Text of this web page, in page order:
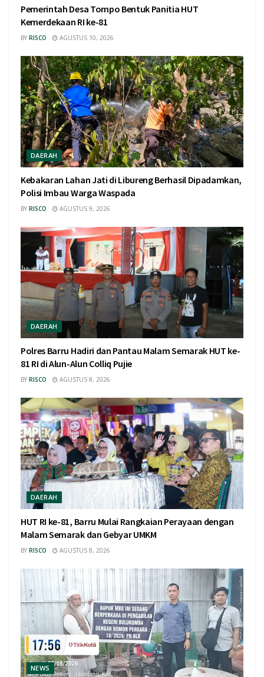
Pemerintah Desa Tompo Bentuk Panitia HUT
Kemerdekaan RI ke-81
BY RISCO AGUSTUS 10, 2026
DAERAH
Kebakaran Lahan Jati di Libureng Berhasil Dipadamkan,
Polisi Imbau Warga Waspada
BY RISCO AGUSTUS 9, 2026
DAERAH
Polres Barru Hadiri dan Pantau Malam Semarak HUT ke-
81 RI di Alun-Alun Colliq Pujie
BY RISCO AGUSTUS 8, 2026
DAERAH
HUT RI ke-81, Barru Mulai Rangkaian Perayaan dengan
Malam Semarak dan Gebyar UMKM
BY RISCO AGUSTUS 8, 2026
NEWS